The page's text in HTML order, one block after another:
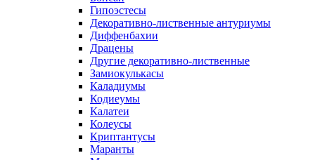
Гипоэстесы
Декоративно-лиственные антуриумы
Диффенбахии
Драцены
Другие декоративно-лиственные
Замиокулькасы
Каладиумы
Кодиеумы
Калатеи
Колеусы
Криптантусы
Маранты